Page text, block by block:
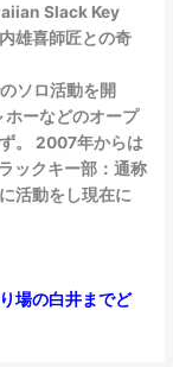
Slack Key
雄喜師匠との奇
ソロ活動を開
ホーなどのオープ
。 2007年からは
ックキー部：通称
活動をし現在に
場の白井までど